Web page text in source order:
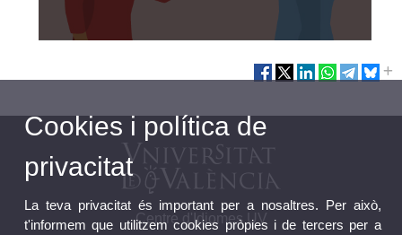
Centre d'Idiomes UV
Cookies i política de
privacitat
La teva privacitat és important per a nosaltres. Per això,
t'informem que utilitzem cookies pròpies i de tercers per a